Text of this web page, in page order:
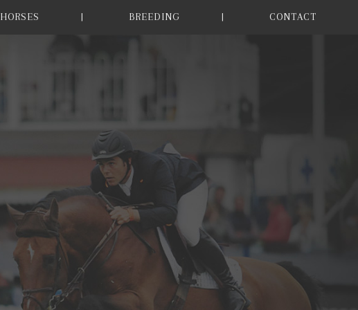
HORSES BREEDING CONTACT